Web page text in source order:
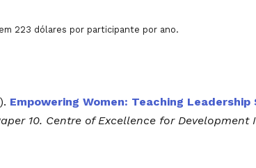
223 dólares por participante por ano.
Empowering Women: Teaching
10. Centre of Excellence for